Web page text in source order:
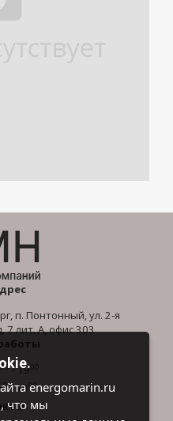
п. Понтонный, ул. 2-я
7 лит. А, офис 303
00- 1900
- 1600
energomarin.ru
что мы